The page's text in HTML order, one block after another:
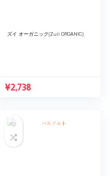
ズイ オーガニック(Zuii ORGANIC)
¥2,738